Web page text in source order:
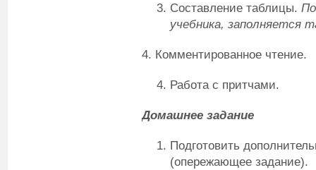
Составление таблицы.
учебника, заполняется
4. Комментированное чтение.
Работа с притчами.
Домашнее задание
Подготовить
(опережающее задание).